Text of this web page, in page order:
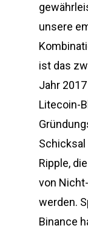
unsere
ist das
Jahr
Litecoin-
Ripple,
von
werden.
Binance